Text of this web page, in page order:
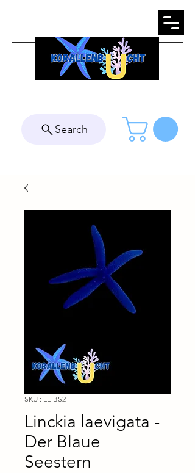
Search
SKU : LL-BS2
Linckia laevigata -
Der Blaue
Seestern